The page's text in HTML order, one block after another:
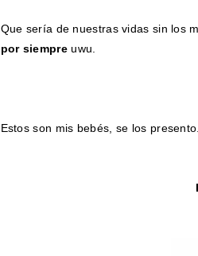
Que sería de nuestras vidas sin los
por siempreuwu.
Estos son mis bebés, se los presento.